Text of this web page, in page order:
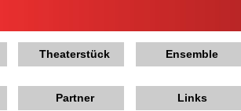
Theaterstück Ensemble
Partner Links